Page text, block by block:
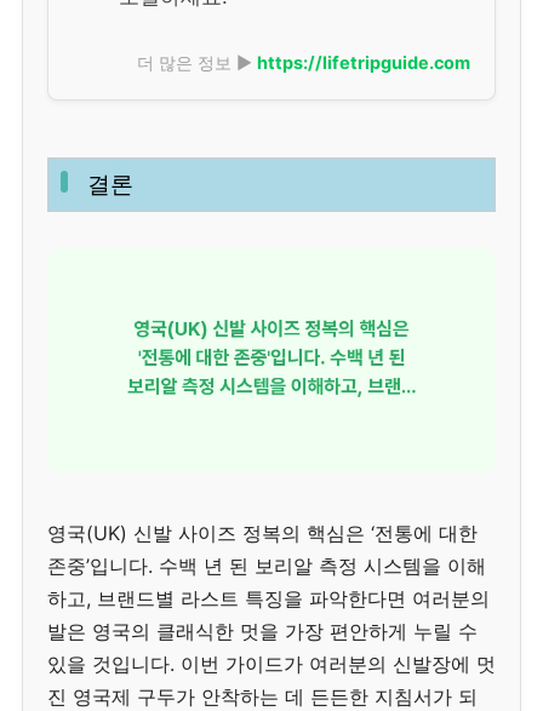
더 많은 정보 ▶ https://lifetripguide.com
결론
영국(UK) 신발 사이즈 정복의 핵심은 ‘전통에 대한
존중’입니다. 수백 년 된 보리알 측정 시스템을 이해
하고, 브랜드별 라스트 특징을 파악한다면 여러분의
발은 영국의 클래식한 멋을 가장 편안하게 누릴 수
있을 것입니다. 이번 가이드가 여러분의 신발장에 멋
진 영국제 구두가 안착하는 데 든든한 지침서가 되